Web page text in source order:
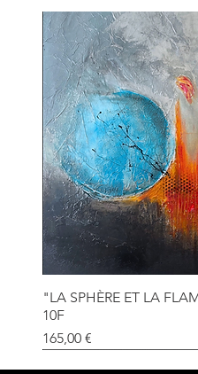
"LA SPHÈRE ET LA
10F
Prix
165,00 €
VENDU